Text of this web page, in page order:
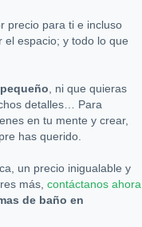
precio para ti e incluso
el espacio; y todo lo que
, ni que quieras
detalles… Para
en tu mente y crear,
has querido.
un precio inigualable y
más, contáctanos ahora
de baño en